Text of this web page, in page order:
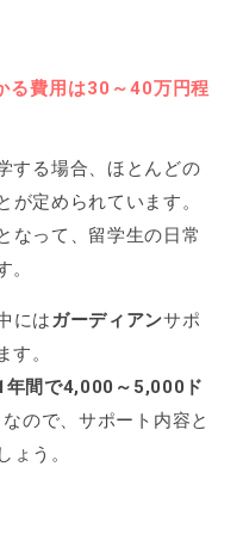
る費用 は30～40万円程
する場合、ほとんどの
が定められています。
なって、留学生の日常
。
にはガーディアンサポ
す。
年間で4,000～5,000ド
ので、サポート内容と
ょう。